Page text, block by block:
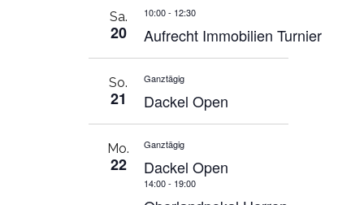
Sa.
20
10:00- 12:30
Aufrecht Immobilien Turnier
So.
21
Ganztägig
Dackel Open
Mo.
22
Ganztägig
Dackel Open
14:00- 19:00